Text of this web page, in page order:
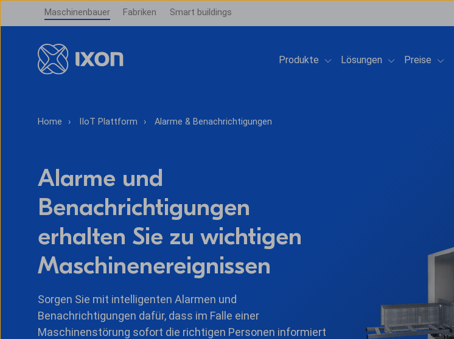
Maschinenbauer Fabriken Smart buildings
Produkte Show submenu for Produkte
Lösungen ShowPreise
Home IIoT Plattform Alarme & Benachrichtigungen
Alarme und
Benachrichtigungen
erhalten Sie zu wichtigen
Maschinenereignissen
Sorgen Sie mit intelligenten Alarmen und
Benachrichtigungen dafür, dass im Falle einer
Maschinenstörung sofort die richtigen Personen informiert